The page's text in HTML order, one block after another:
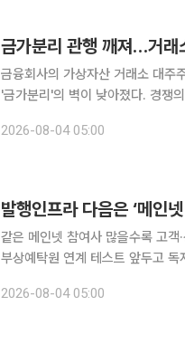
금융회사의 가상자산 거래소 대주
'금가분리'의 벽이 낮아졌다. 경쟁
못한 금융그룹들이 펀드와 블록체
2026-08-04 05:00
같은 메인넷 참여사 많을수록 고객
부상예탁원 연계 테스트 앞두고 독자 개발서 합종연횡으
를 안게 됐다. 동일한 원장에 참여
2026-08-04 05:00